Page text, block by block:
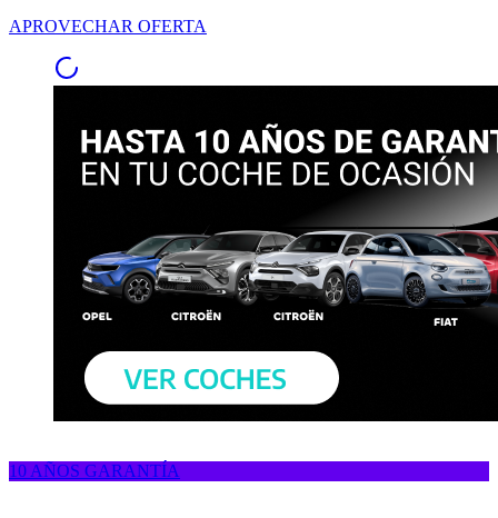
APROVECHAR OFERTA
10 AÑOS GARANTÍA